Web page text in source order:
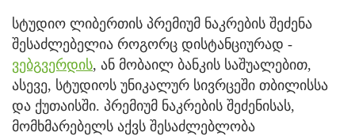
სტუდიო ლიბერთის პრემიუმ ნაკრების შეძენა
შესაძლებელია როგორც დისტანციურად -
ვებგვერდის, ან მობაილ ბანკის საშუალებით,
ასევე, სტუდიოს უნიკალურ სივრცეში თბილისსა
და ქუთაისში. პრემიუმ ნაკრების შეძენისას,
მომხმარებელს აქვს შესაძლებლობა